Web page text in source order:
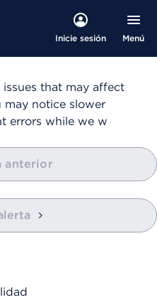
Inicie sesión Menú
that may affect
may notice slower
errors while we w
anterior